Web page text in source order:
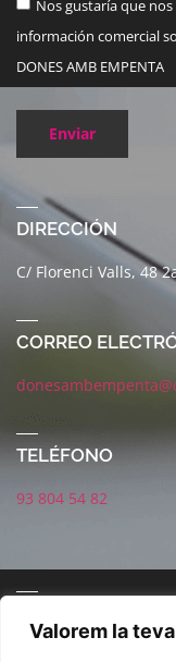
Valorem la
Nos gustaría que
información comercial
DONES AMB EMPENTA
Enviar
DIRECCIÓN
C/ Florenci Valls, 48
CORREO
TELÉFONO
93 804 54 82